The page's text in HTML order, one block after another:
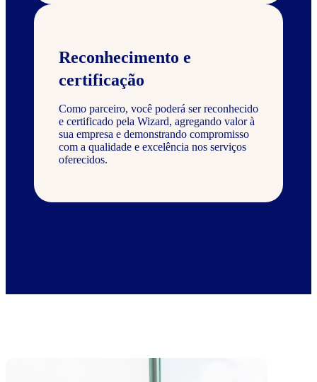
Reconhecimento e
certificação
Como parceiro, você poderá ser reconhecido
e certificado pela Wizard, agregando valor à
sua empresa e demonstrando compromisso
com a qualidade e excelência nos serviços
oferecidos.